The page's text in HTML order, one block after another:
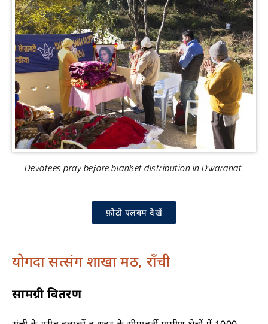
Devotees pray before blanket distribution in Dwarahat.
फ़ोटो एलबम देखें
योगदा सत्संग शाखा मठ, राँची
सामग्री वितरण